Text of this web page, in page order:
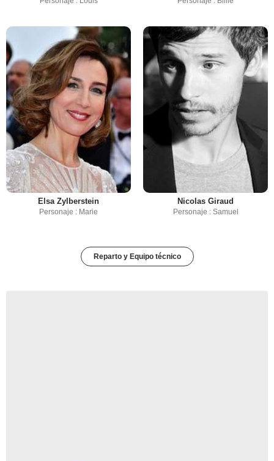
Elsa Zylberstein
Personaje : Marie
Nicolas Giraud
Personaje : Samuel
Reparto y Equipo técnico